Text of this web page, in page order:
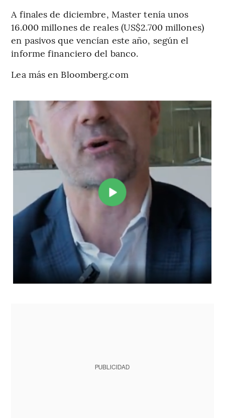
A finales de diciembre, Master tenía unos
16.000 millones de reales (US$2.700 millones)
en pasivos que vencían este año, según el
informe financiero del banco.
Lea más en Bloomberg.com
PUBLICIDAD